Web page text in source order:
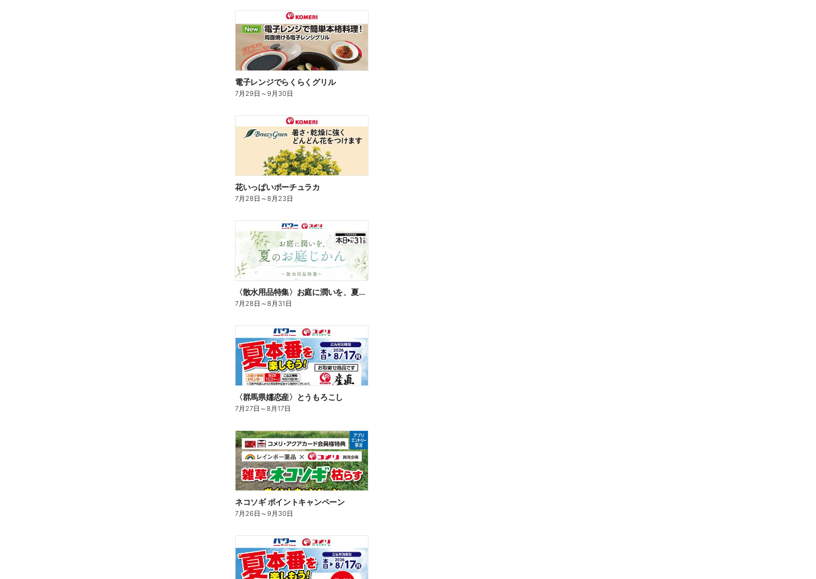
電子レンジでらくらくグリル
7月29日 ～9月30日
花いっぱいポーチュラカ
7月28日 ～8月23日
〈散水用品特集〉お庭に潤いを、夏のお庭じかん
7月28日 ～8月31日
〈群馬県嬬恋産〉とうもろこし
7月27日 ～8月17日
ネコソギ ポイントキャンペーン
7月26日 ～9月30日